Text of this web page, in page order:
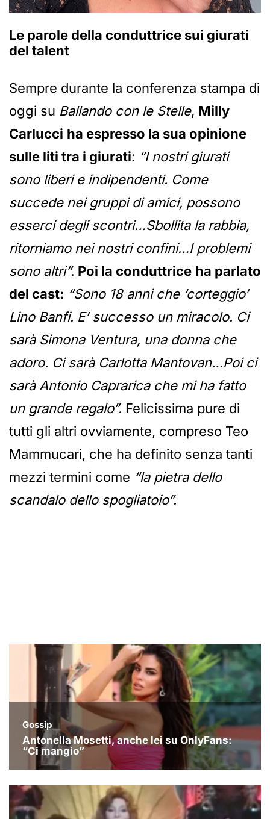
Le parole della conduttrice sui giurati
del talent
Sempre durante la conferenza stampa di
oggi su Ballando con le Stelle, Milly
Carlucci ha espresso la sua opinione
sulle liti tra i giurati: “I nostri giurati
sono liberi e indipendenti. Come
succede nei gruppi di amici, possono
esserci degli scontri…Sbollita la rabbia,
ritorniamo nei nostri confini…I problemi
sono altri”. Poi la conduttrice ha parlato
del cast: “Sono 18 anni che ‘corteggio’
Lino Banfi. E’ successo un miracolo. Ci
sarà Simona Ventura, una donna che
adoro. Ci sarà Carlotta Mantovan…Poi ci
sarà Antonio Caprarica che mi ha fatto
un grande regalo”. Felicissima pure di
tutti gli altri ovviamente, compreso Teo
Mammucari, che ha definito senza tanti
mezzi termini come “la pietra dello
scandalo dello spogliatoio”.